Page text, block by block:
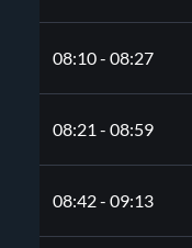
08:10 - 08:27
08:21 - 08:59
08:42 - 09:13